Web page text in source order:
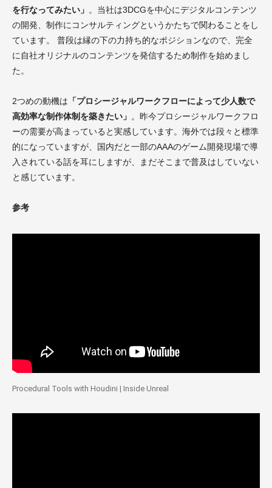
を行なってみたい」 。当社は3DCGを中心にデジタルコンテンツ
の開発、制作にコンサルティングというかたちで関わることをし
ています。 普段は縁の下の力持ち的なポジションなので、完全
に自社オリジナルのコンテンツを発信するため制作を始めまし
た。
2つめの動機は 「プロシージャルワークフローによって少人数で
高効率な制作体制を築きたい」 。昨今プロシージャルワークフロ
ーの需要が高まっていると実感しています。海外では段々と標準
的になっていますが、国内だと一部のAAAのゲーム開発現場で導
入されている話を耳にしますが、まだそこまで普及はしていない
と感じています。
参考
Procedural Tools with Houdini | Inside Unreal